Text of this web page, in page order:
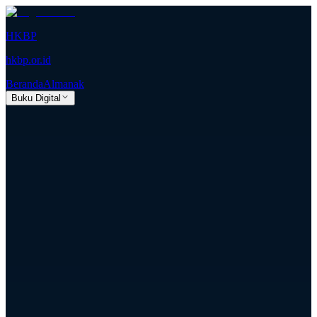
HKBP
hkbp.or.id
BerandaAlmanak
Buku Digital